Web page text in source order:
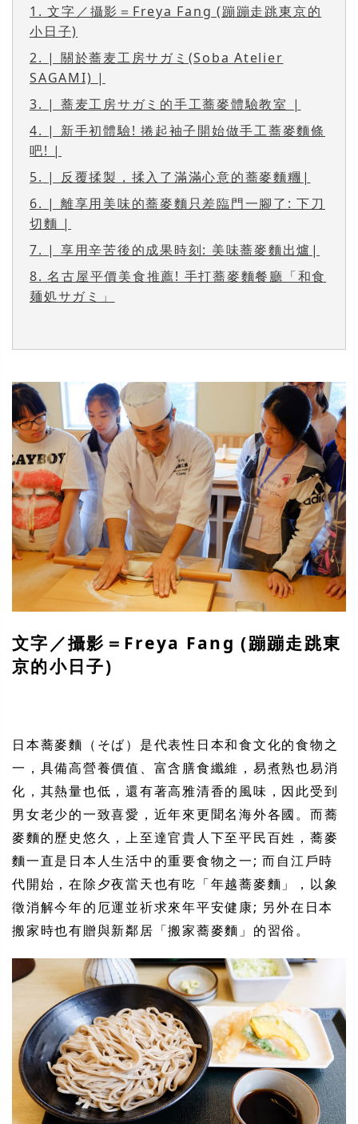
1. 文字／攝影＝Freya Fang (蹦蹦走跳東京的
小日子)
2. | 關於蕎麦工房サガミ(Soba Atelier
SAGAMI) |
3. | 蕎麦工房サガミ的手工蕎麥體驗教室 |
4. | 新手初體驗! 捲起袖子開始做手工蕎麥麵條
吧! |
5. | 反覆揉製，揉入了滿滿心意的蕎麥麵糰|
6. | 離享用美味的蕎麥麵只差臨門一腳了: 下刀
切麵 |
7. | 享用辛苦後的成果時刻: 美味蕎麥麵出爐|
8. 名古屋平價美食推薦! 手打蕎麥麵餐廳「和食
麺処サガミ」
文字／攝影＝Freya Fang (蹦蹦走跳東
京的小日子)
日本蕎麥麵（そば）是代表性日本和食文化的食物之
一，具備高營養價值、富含膳食纖維，易煮熟也易消
化，其熱量也低，還有著高雅清香的風味，因此受到
男女老少的一致喜愛，近年來更聞名海外各國。而蕎
麥麵的歷史悠久，上至達官貴人下至平民百姓，蕎麥
麵一直是日本人生活中的重要食物之一; 而自江戶時
代開始，在除夕夜當天也有吃「年越蕎麥麵」，以象
徵消解今年的厄運並祈求來年平安健康; 另外在日本
搬家時也有贈與新鄰居「搬家蕎麥麵」的習俗。